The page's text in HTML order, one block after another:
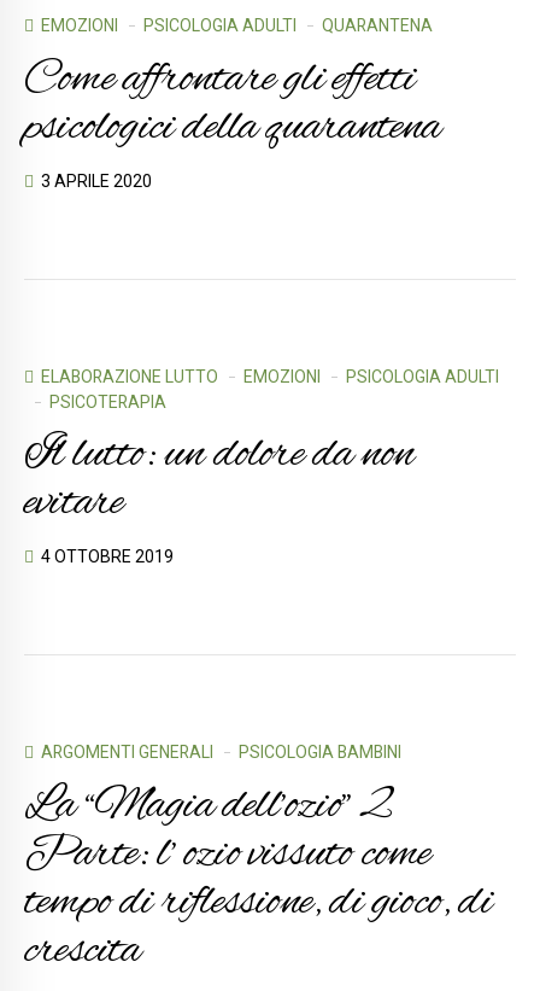
EMOZIONI PSICOLOGIA ADULTI QUARANTENA
Come affrontare gli effetti
psicologici della quarantena
3 APRILE 2020
ELABORAZIONE LUTTO EMOZIONI
PSICOLOGIA ADULTI
PSICOTERAPIA
Il lutto: un dolore da non
evitare
4 OTTOBRE 2019
ARGOMENTI GENERALI PSICOLOGIA BAMBINI
La “Magia dell’ozio” 2
Parte: l’ ozio vissuto come
tempo di riflessione, di gioco, di
crescita